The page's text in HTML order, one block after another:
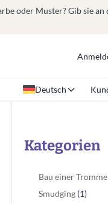
oder Muster? Gib sie an
Deutsch
Kategorien
Bau einer
Smudging (1)